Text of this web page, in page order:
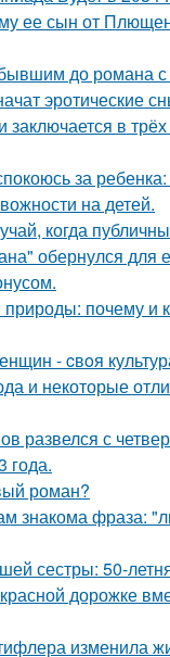
ее сын от
до романа с
эротические
в
за
на детей.
когда
обернулся для
почему и
- cвoя
и некоторые
развелся с
года.
роман?
знакома фраза:
сестры: 50-
дорожке
изменила